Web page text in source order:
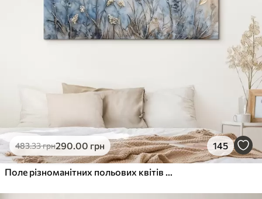
483.33грн290.00 грн 145
Поле різноманітних польових квітів та рослин у відтінках синього, білого та бежевого на м'якому, туманному тлі